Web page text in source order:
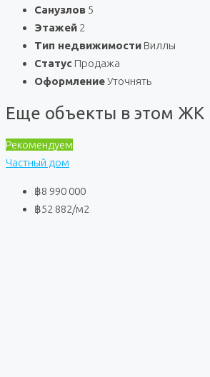
Санузлов 5
Этажей 2
Тип недвижимости Виллы
Статус Продажа
ОформлениеУточнять
Еще объекты в этом ЖК
Рекомендуем
Частный дом
฿8 990 000
฿52 882/м2